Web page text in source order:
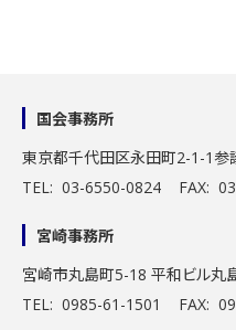
国会事務所
東京都千代田区永田町2-1-1参
TEL: 03-6550-0824 FAX:
宮崎事務所
宮崎市丸島町5-18 平和ビル丸
TEL: 0985-61-1501 FAX: